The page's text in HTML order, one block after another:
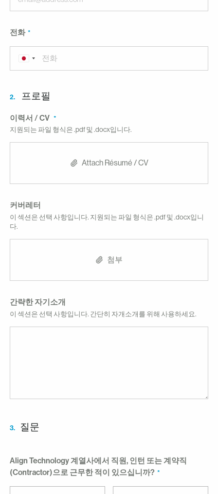
전화
2. 프로필
이력서 / CV
지원되는 파일 형식은 .pdf 및 .docx입니다.
Attach Résumé / CV
커버레터
이 섹션은 선택 사항입니다. 지원되는 파일 형식은 .pdf 및 .docx입니
다.
첨부
간략한 자기소개
이 섹션은 선택 사항입니다. 간단히 자개소개를 위해 사용하세요.
3. 질문
Align Technology 계열사에서 직원, 인턴 또는 계약직
(Contractor)으로 근무한 적이 있으십니까?